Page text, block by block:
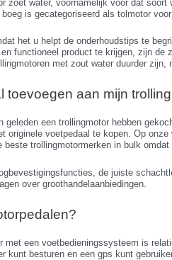
zoet water, voornamelijk voor dat
is gecategoriseerd als tolmotor
het u helpt de onderhoudstips te
functioneel product te krijgen, zijn
met zout water duurder zijn,
toevoegen aan mijn
geleden een trollingmotor hebben
originele voetpedaal te kopen. Op
beste trollingmotormerken in bulk
de juiste
over groothandelaanbiedingen.
met een voetbedieningssysteem is
kunt besturen en een gps kunt